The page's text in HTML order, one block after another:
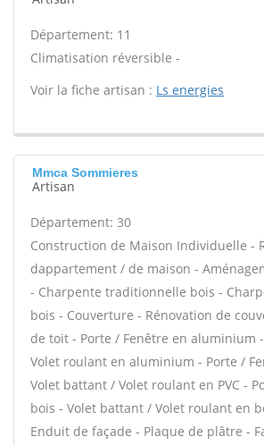
Département: 11
Climatisation réversible -
Voir la fiche artisan : Ls energies
Mmca Sommieres
Artisan
Département: 30
Construction de Maison Individuelle -
dappartement / de maison -
- Charpente traditionnelle bois -
bois - Couverture - Rénovation de
de toit - Porte / Fenêtre en aluminium
Volet roulant en aluminium - Porte /
Volet battant / Volet roulant en PVC -
bois - Volet battant / Volet roulant en
Enduit de façade - Plaque de plâtre -